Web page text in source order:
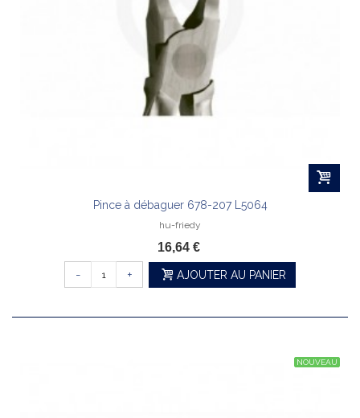
Pince à débaguer 678-207 L5064
hu-friedy
16,64 €
- + AJOUTER AU PANIER
NOUVEAU